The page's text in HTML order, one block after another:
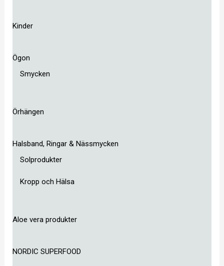
Kinder
Ögon
Smycken
Örhängen
Halsband, Ringar & Nässmycken
Solprodukter
Kropp och Hälsa
Aloe vera produkter
NORDIC SUPERFOOD